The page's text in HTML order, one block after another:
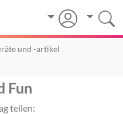
und -artikel
Fun
teilen: